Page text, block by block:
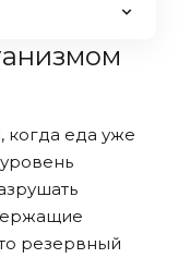
еда уже
резервный